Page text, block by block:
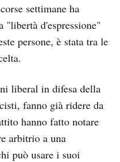
settimane ha
"libertà d'espressione"
persone, è stata tra le
liberal in difesa della
fanno già ridere da
hanno fatto notare
arbitrio a una
può usare i suoi